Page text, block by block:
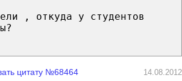
, откуда у студентов
цитату №68464 14.08.2012